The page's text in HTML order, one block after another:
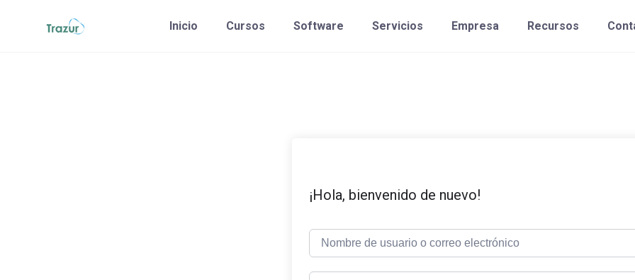
Inicio Cursos Software Servicios Empresa Recursos
¡Hola, bienvenido de nuevo!